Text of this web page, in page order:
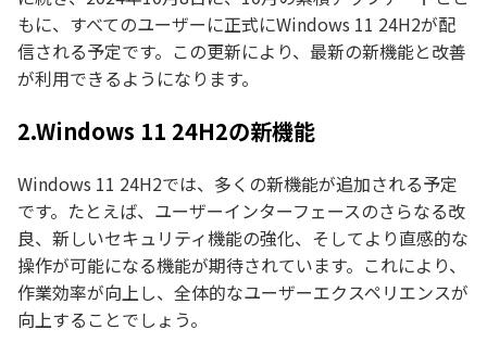
もに、すべてのユーザーに正式にWindows 11 24H2が配
信される予定です。この更新により、最新の新機能と改善
が利用できるようになります。
2.Windows 11 24H2の新機能
Windows 11 24H2では、多くの新機能が追加される予定
です。たとえば、ユーザーインターフェースのさらなる改
良、新しいセキュリティ機能の強化、そしてより直感的な
操作が可能になる機能が期待されています。これにより、
作業効率が向上し、全体的なユーザーエクスペリエンスが
向上することでしょう。